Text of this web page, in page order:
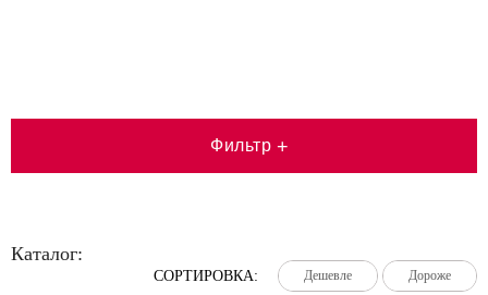
Фильтр +
Каталог:
СОРТИРОВКА: Дешевле
Дешевле
Дешевле Дороже
Дороже
Дороже